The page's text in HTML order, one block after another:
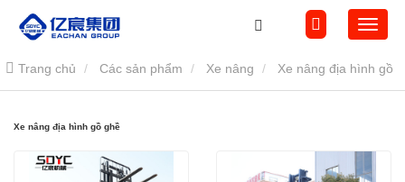
Trang chủ Các sản phẩm Xe nâng
Xe nâng địa hình gồ ghề